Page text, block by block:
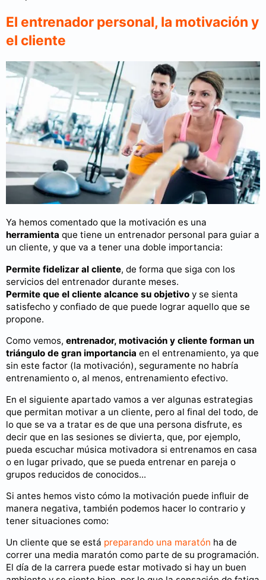
El entrenador personal, la motivación y
el cliente
Ya hemos comentado que la motivación es una
herramienta que tiene un entrenador personal para guiar a
un cliente, y que va a tener una doble importancia:
Permite fidelizar al cliente, de forma que siga con los
servicios del entrenador durante meses.
Permite que el cliente alcance su objetivo y se sienta
satisfecho y confiado de que puede lograr aquello que se
propone.
Como vemos, entrenador, motivación y cliente forman un
triángulo de gran importancia en el entrenamiento, ya que
sin este factor (la motivación), seguramente no habría
entrenamiento o, al menos, entrenamiento efectivo.
En el siguiente apartado vamos a ver algunas estrategias
que permitan motivar a un cliente, pero al final del todo, de
lo que se va a tratar es de que una persona disfrute, es
decir que en las sesiones se divierta, que, por ejemplo,
pueda escuchar música motivadora si entrenamos en casa
o en lugar privado, que se pueda entrenar en pareja o
grupos reducidos de conocidos...
Si antes hemos visto cómo la motivación puede influir de
manera negativa, también podemos hacer lo contrario y
tener situaciones como:
Un cliente que se está preparando una maratón ha de
correr una media maratón como parte de su programación.
El día de la carrera puede estar motivado si hay un buen